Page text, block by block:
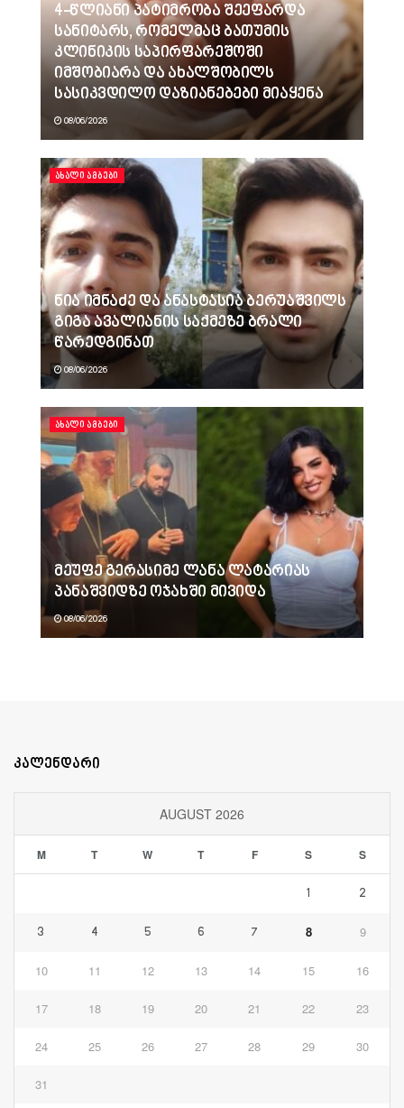
4-წლიანი პატიმრობა შეეფარდა
სანიტარს, რომელმაც ბათუმის
კლინიკის საპირფარეშოში
იმშობიარა და ახალშობილს
სასიკვდილო დაზიანებები მიაყენა
08/06/2026
ᲐᲮᲐᲚᲘ ᲐᲛᲑᲔᲑᲘ
ნია იმნაძე და ანასტასია ბერუაშვილს
გიგა ავალიანის საქმეზე ბრალი
წარედგინათ
08/06/2026
ᲐᲮᲐᲚᲘ ᲐᲛᲑᲔᲑᲘ
მეუფე გერასიმე ლანა ლატარიას
პანაშვიდზე ოჯახში მივიდა
08/06/2026
კალენდარი
AUGUST 2026
M T W T F S S
1 2
3 4 5 6 7 8 9
10 11 12 13 14 15 16
17 18 19 20 21 22 23
24 25 26 27 28 29 30
31